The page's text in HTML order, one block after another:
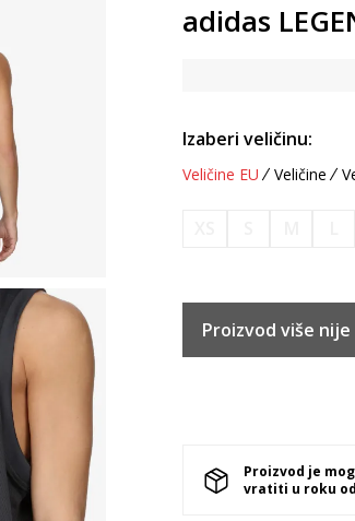
adidas
Izaberi veličinu:
Veličine EU Veličine
Proizvod više
Proizvod je
vratiti u roku